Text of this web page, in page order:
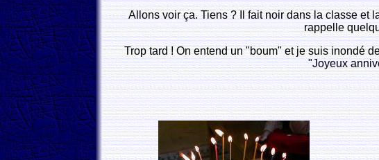
Allons voir ça. Tiens ? Il fait noir dans la classe et
rappelle
Trop tard ! On entend un "boum" et je suis inondé
"Joyeux